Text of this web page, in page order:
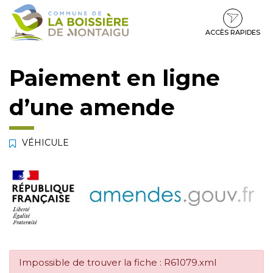
Gestion des traceurs
Aller
Aller
contenu
Aller
pied
ACCÈS RAPIDES
Paiement en ligne
d’une amende
VÉHICULE
Impossible de trouver la fiche : R61079.xml